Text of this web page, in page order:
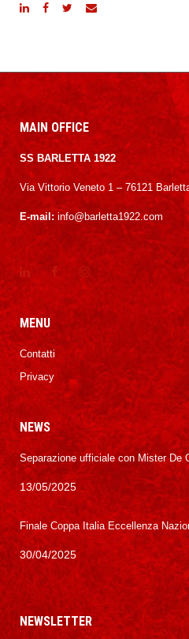
MAIN OFFICE
SS BARLETTA 1922
Via Vittorio Veneto 1 – 76121
E-mail: info@barletta1922.com
MENU
Contatti
Privacy
NEWS
Separazione ufficiale con Mister De
13/05/2025
Finale Coppa Italia Eccellenza
30/04/2025
NEWSLETTER